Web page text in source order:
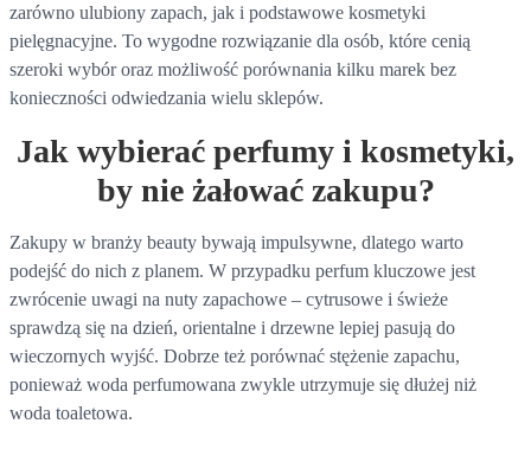
zarówno ulubiony zapach, jak i podstawowe kosmetyki
pielęgnacyjne. To wygodne rozwiązanie dla osób, które cenią
szeroki wybór oraz możliwość porównania kilku marek bez
konieczności odwiedzania wielu sklepów.
Jak wybierać perfumy i kosmetyki,
by nie żałować zakupu?
Zakupy w branży beauty bywają impulsywne, dlatego warto
podejść do nich z planem. W przypadku perfum kluczowe jest
zwrócenie uwagi na nuty zapachowe – cytrusowe i świeże
sprawdzą się na dzień, orientalne i drzewne lepiej pasują do
wieczornych wyjść. Dobrze też porównać stężenie zapachu,
ponieważ woda perfumowana zwykle utrzymuje się dłużej niż
woda toaletowa.